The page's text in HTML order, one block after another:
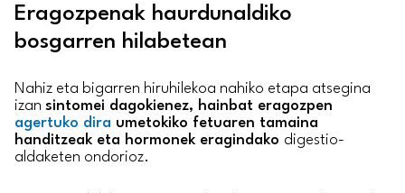
Eragozpenak haurdunaldiko
bosgarren hilabetean
Nahiz eta bigarren hiruhilekoa nahiko etapa atsegina
izan sintomei dagokienez, hainbat eragozpen
agertuko dira umetokiko fetuaren tamaina
handitzeak eta hormonek eragindako digestio-
aldaketen ondorioz.